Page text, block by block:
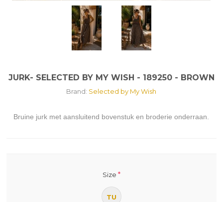
JURK- SELECTED BY MY WISH - 189250 - BROWN
Brand: Selected by My Wish
Bruine jurk met aansluitend bovenstuk en broderie onderraan.
Size *
TU